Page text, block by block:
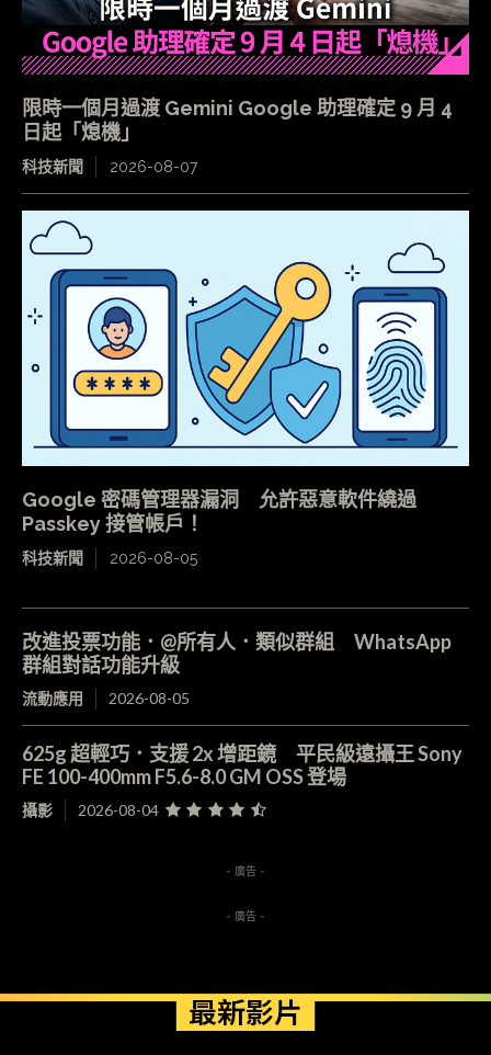
限時一個月過渡 Gemini Google 助理確定 9 月 4
日起「熄機」
科技新聞 2026-08-07
Google 密碼管理器漏洞 允許惡意軟件繞過
Passkey 接管帳戶！
科技新聞 2026-08-05
改進投票功能．@所有人．類似群組 WhatsApp
群組對話功能升級
流動應用 2026-08-05
625g 超輕巧．支援 2x 增距鏡 平民級遠攝王 Sony
FE 100-400mm F5.6-8.0 GM OSS 登場
攝影 2026-08-04
- 廣告 -
- 廣告 -
最新影片